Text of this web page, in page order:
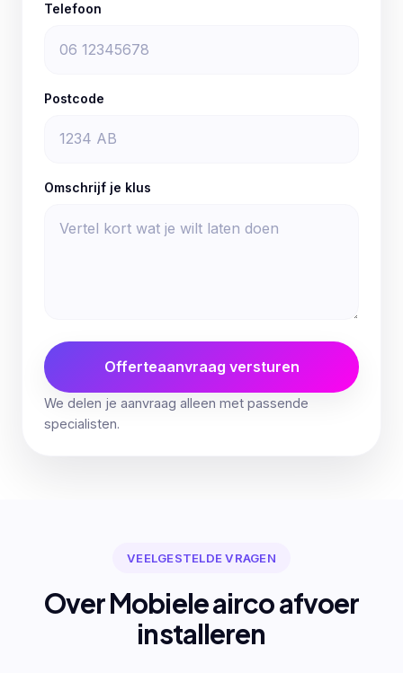
Telefoon
Postcode
Omschrijf je klus
Offerteaanvraag versturen
We delen je aanvraag alleen met passende
specialisten.
VEELGESTELDE VRAGEN
Over Mobiele airco afvoer
installeren